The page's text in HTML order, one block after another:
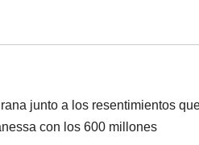
junto a los resentimientos
con los 600 millones